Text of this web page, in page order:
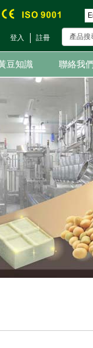
登入 註冊
豆知識 聯絡我們